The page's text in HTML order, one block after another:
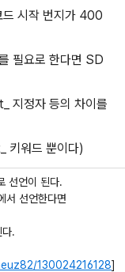
드 시작 번지가 400
필요로 한다면 SD
지정자 등의 차이를
키워드 뿐이다)
선언이 된다.
서 선언한다면
.
130024216128]